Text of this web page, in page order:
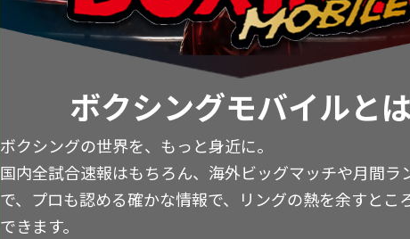
ボクシングモバイルとは
ボクシングの世界を、もっと身近に。
国内全試合速報はもちろん、海外ビッグマッチや月間ラ
で、プロも認める確かな情報で、リングの熱を余すとこ
できます。